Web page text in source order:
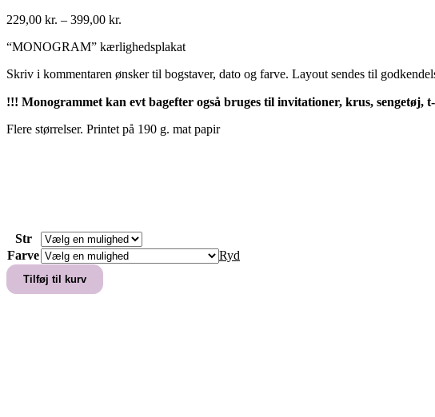
229,00 kr. – 399,00 kr.
til
“MONOGRAM” kærlighedsplakat
Skriv i kommentaren ønsker til bogstaver, dato og farve. Layout sendes til
!!! Monogrammet kan evt bagefter også bruges til invitationer, krus,
Flere størrelser. Printet på 190 g. mat papir
Str
Farve
Ryd
"MONOGRAM"
kærlighedsplakat
Tilføj til kurv